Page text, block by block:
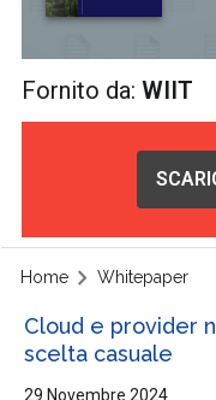
Fornito da:WIIT
Home Whitepaper
Cloud e provider
scelta casuale
29 Novembre 2024